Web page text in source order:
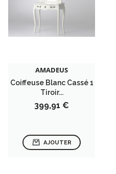
AMADEUS
Coiffeuse Blanc Cassé 1
Tiroir...
Prix
399,91 €
AJOUTER